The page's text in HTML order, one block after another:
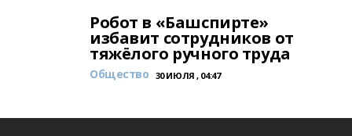
Робот в «Башспирте»
избавит сотрудников от
тяжёлого ручного труда
Общество 30 ИЮЛЯ , 04:47